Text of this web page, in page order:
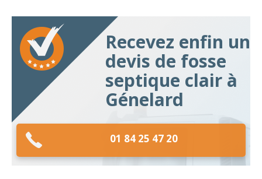
Recevez enfin un
devis de fosse
septique clair à
Génelard
01 84 25 47 20